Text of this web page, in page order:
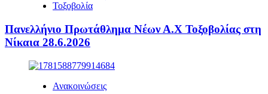
Τοξοβολία
Πανελλήνιο Πρωτάθλημα Νέων Α.Χ Τοξοβολίας στη
Νίκαια 28.6.2026
Ανακοινώσεις